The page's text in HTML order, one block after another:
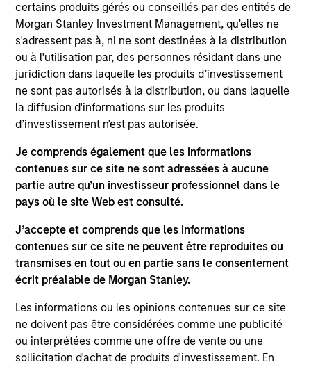
certains produits gérés ou conseillés par des entités de
Morgan Stanley Investment Management, qu’elles ne
s'adressent pas à, ni ne sont destinées à la distribution
ou à l'utilisation par, des personnes résidant dans une
juridiction dans laquelle les produits d’investissement
ne sont pas autorisés à la distribution, ou dans laquelle
la diffusion d'informations sur les produits
d’investissement n'est pas autorisée.
Je comprends également que les informations
contenues sur ce site ne sont adressées à aucune
partie autre qu’un investisseur professionnel dans le
pays où le site Web est consulté.
J’accepte et comprends que les informations
contenues sur ce site ne peuvent être reproduites ou
transmises en tout ou en partie sans le consentement
écrit préalable de Morgan Stanley.
Les informations ou les opinions contenues sur ce site
ne doivent pas être considérées comme une publicité
ou interprétées comme une offre de vente ou une
sollicitation d'achat de produits d'investissement. En
View Site
Board Membership
Adam Shaw,Rohanjit Chaudhry
Investment Team
Morgan Stanley Capital Partners
Press Release
Fairway Lawns Acquires Luv-A-Lawn and Plant
It Earth
Sep 07,2022
Morgan Stanley Capital Partners Completes
Investment in AWT Labels & Packaging
Dec 18,2020